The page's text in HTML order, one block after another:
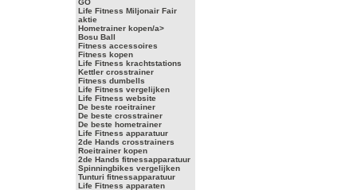
GO
Life Fitness Miljonair Fair
aktie
Hometrainer kopen/a>
Bosu Ball
Fitness accessoires
Fitness kopen
Life Fitness krachtstations
Kettler crosstrainer
Fitness dumbells
Life Fitness vergelijken
Life Fitness website
De beste roeitrainer
De beste crosstrainer
De beste hometrainer
Life Fitness apparatuur
2de Hands crosstrainers
Roeitrainer kopen
2de Hands fitnessapparatuur
Spinningbikes vergelijken
Tunturi fitnessapparatuur
Life Fitness apparaten